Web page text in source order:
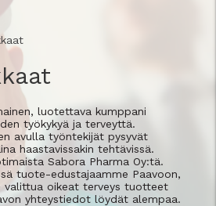
luotettava kumppani
työkykyä ja terveyttä.
avulla työntekijät pysyvät
haastavissakin tehtävissä.
Sabora Pharma Oy:tä.
tuote-edustajaamme Paavoon,
valittua oikeat terveys tuotteet
yhteystiedot löydät alempaa.